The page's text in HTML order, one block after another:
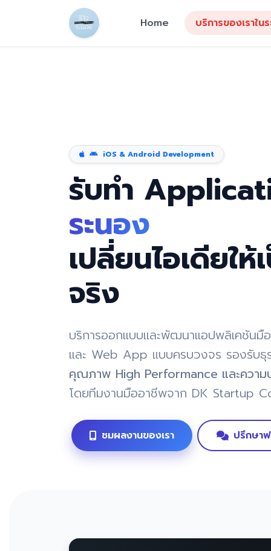
Home บริการของเราใ
iOS & Android Development
รับทำ
ระนอง
เปลี่ยนไอเดียใ
จริง
บริการออกแบบและพัฒนาแอปพลิเคชัน
และ Web App แบบครบวงจร รองรับธุ
คุณภาพ High Performance และควา
โดยทีมงานมืออาชีพจาก DK Startup
ชมผลงานของเรา ปรึกษา